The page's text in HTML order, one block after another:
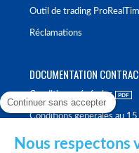
Outil de trading
Réclamations
DOCUMENTATION
Conditions générales
Conditions générales au
Continuer sans accepter
Nous respectons